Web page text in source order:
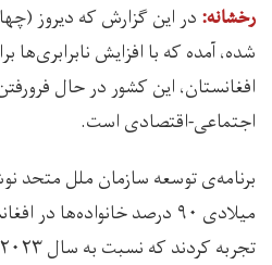
رخشانه:
شده، آمده که با افزایش
افغانستان، این کشور در حال
اجتماعی-اقتصادی است.
میلادی ۹۰ درصد خانواده‌ها